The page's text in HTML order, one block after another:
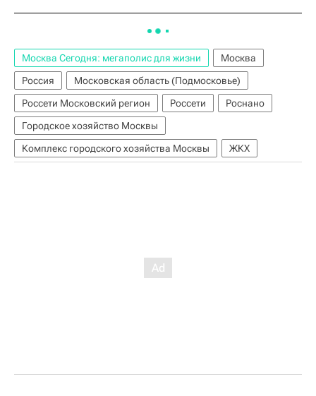
Москва Сегодня: мегаполис для жизни
Москва
Россия
Московская область (Подмосковье)
Россети Московский регион
Россети
Роснано
Городское хозяйство Москвы
Комплекс городского хозяйства Москвы
ЖКХ